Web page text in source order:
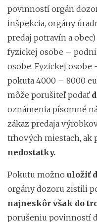
povinností orgán
inšpekcia, orgány
predaj potravín a
fyzickej osobe –
osobe. Fyzickej
pokuta 4000 – 8000
môže porušiteľ podať
oznámenia písomné
zákaz predaja
trhových miestach, ak
nedostatky.
Pokutu možno uložiť
orgány dozoru zistili
najneskôr však do
porušeniu povinností